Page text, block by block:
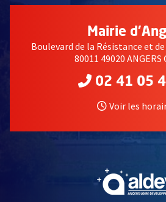
Mairie
Boulevard de la Résistance et
80011 49020 ANGERS
02 41 05
Voir les